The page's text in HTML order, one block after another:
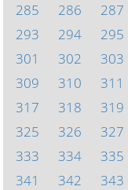
285
286 287
293
294 295
301
302 303
309
310 311
317
318 319
325
326 327
333
334 335
341
342 343